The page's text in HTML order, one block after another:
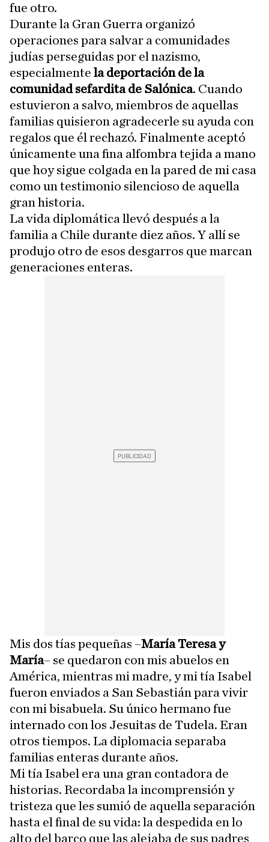
fue otro.
Durante la Gran Guerra organizó
operaciones para salvar a comunidades
judías perseguidas por el nazismo,
especialmente la deportación de la
comunidad sefardita de Salónica. Cuando
estuvieron a salvo, miembros de aquellas
familias quisieron agradecerle su ayuda con
regalos que él rechazó. Finalmente aceptó
únicamente una fina alfombra tejida a mano
que hoy sigue colgada en la pared de mi casa
como un testimonio silencioso de aquella
gran historia.
La vida diplomática llevó después a la
familia a Chile durante diez años. Y allí se
produjo otro de esos desgarros que marcan
generaciones enteras.
Mis dos tías pequeñas –María Teresa y
María– se quedaron con mis abuelos en
América, mientras mi madre, y mi tía Isabel
fueron enviados a San Sebastián para vivir
con mi bisabuela. Su único hermano fue
internado con los Jesuitas de Tudela. Eran
otros tiempos. La diplomacia separaba
familias enteras durante años.
Mi tía Isabel era una gran contadora de
historias. Recordaba la incomprensión y
tristeza que les sumió de aquella separación
hasta el final de su vida: la despedida en lo
alto del barco que las alejaba de sus padres